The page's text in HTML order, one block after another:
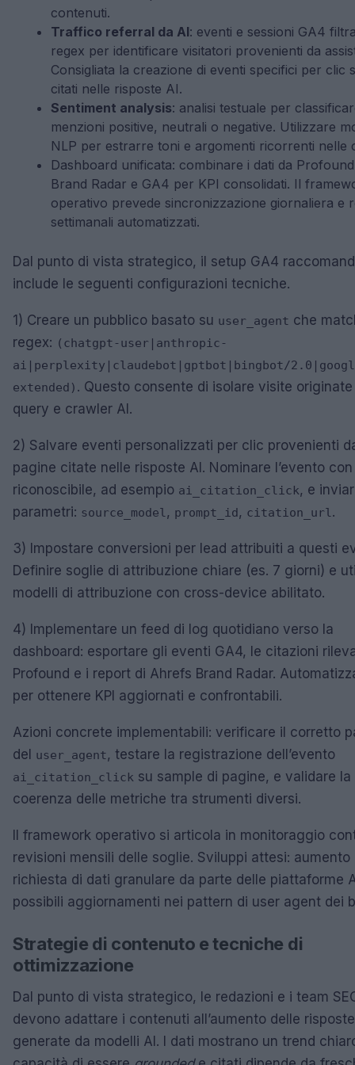
contenuti.
Traffico referral da AI: eventi e sessioni GA4
regex per identificare visitatori provenienti da
Consigliata la creazione di eventi specifici per clic
citati nelle risposte AI.
Sentiment analysis: analisi testuale per
menzioni positive, neutrali o negative. Utilizzare
NLP per estrarre toni e argomenti ricorrenti nelle
Dashboard unificata: combinare i dati da
Brand Radar e GA4 per KPI consolidati. Il
operativo prevede sincronizzazione giornaliera e
settimanali automatizzati.
Dal punto di vista strategico, il setup GA4
include le seguenti configurazioni tecniche.
1) Creare un pubblico basato su user_agent che
regex: (chatgpt-user|anthropic-
ai|perplexity|claudebot|gptbot|bingbot/
extended) . Questo consente di isolare visite
query e crawler AI.
2) Salvare eventi personalizzati per clic provenienti
pagine citate nelle risposte AI. Nominare l’evento
riconoscibile, ad esempio ai_citation_click, e
parametri: source_model , prompt_id, citation_url .
3) Impostare conversioni per lead attribuiti a questi
Definire soglie di attribuzione chiare (es. 7 giorni) e
modelli di attribuzione con cross-device abilitato.
4) Implementare un feed di log quotidiano verso la
dashboard: esportare gli eventi GA4, le citazioni
Profound e i report di Ahrefs Brand Radar.
per ottenere KPI aggiornati e confrontabili.
Azioni concrete implementabili: verificare il corretto
del user_agent, testare la registrazione dell’evento
ai_citation_click su sample di pagine, e validare la
coerenza delle metriche tra strumenti diversi.
Il framework operativo si articola in monitoraggio
revisioni mensili delle soglie. Sviluppi attesi: aumento
richiesta di dati granulare da parte delle piattaforme
possibili aggiornamenti nei pattern di user agent dei
Strategie di contenuto e tecniche di
ottimizzazione
Dal punto di vista strategico, le redazioni e i team
devono adattare i contenuti all’aumento delle risposte
generate da modelli AI. I dati mostrano un trend